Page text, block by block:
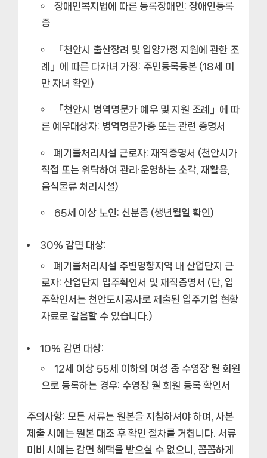
장애인복지법에 따른 등록장애인: 장애인등록
증
「천안시 출산장려 및 입양가정 지원에 관한 조
례」에 따른 다자녀 가정: 주민등록등본 (18세 미
만 자녀 확인)
「천안시 병역명문가 예우 및 지원 조례」에 따
른 예우대상자: 병역명문가증 또는 관련 증명서
폐기물처리시설 근로자: 재직증명서 (천안시가
직접 또는 위탁하여 관리·운영하는 소각, 재활용,
음식물류 처리시설)
65세 이상 노인: 신분증 (생년월일 확인)
30% 감면 대상:
폐기물처리시설 주변영향지역 내 산업단지 근
로자: 산업단지 입주확인서 및 재직증명서 (단, 입
주확인서는 천안도시공사로 제출된 입주기업 현황
자료로 갈음할 수 있습니다.)
10% 감면 대상:
12세 이상 55세 이하의 여성 중 수영장 월 회원
으로 등록하는 경우: 수영장 월 회원 등록 확인서
주의사항: 모든 서류는 원본을 지참하셔야 하며, 사본
제출 시에는 원본 대조 후 확인 절차를 거칩니다. 서류
미비 시에는 감면 혜택을 받으실 수 없으니, 꼼꼼하게